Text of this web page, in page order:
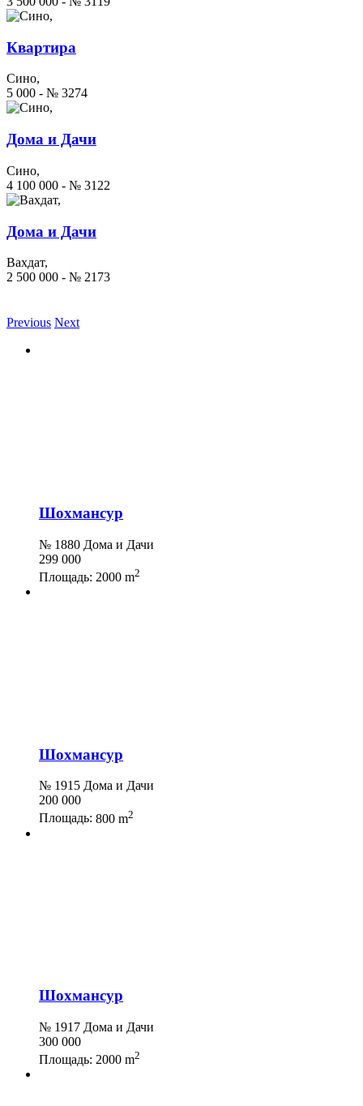
Квартира
Сино,
5 000 - № 3274
Дома и Дачи
Сино,
4 100 000 - № 3122
Дома и Дачи
Вахдат,
2 500 000 - № 2173
Previous Next
Шохмансур
№ 1880 Дома и Дачи
299 000
Площадь: 2000 m2
Шохмансур
№ 1915 Дома и Дачи
200 000
Площадь: 800 m2
Шохмансур
№ 1917 Дома и Дачи
300 000
Площадь: 2000 m2